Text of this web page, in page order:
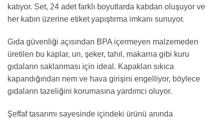
katıyor. Set, 24 adet farklı boyutlarda kabdan oluşuyor ve
her kabın üzerine etiket yapıştırma imkanı sunuyor.
Gıda güvenliği açısından BPA içermeyen malzemeden
üretilen bu kaplar, un, şeker, tahıl, makarna gibi kuru
gıdaların saklanması için ideal. Kapakları sıkıca
kapandığından nem ve hava girişini engelliyor, böylece
gıdaların tazeliğini korumasına yardımcı oluyor.
Şeffaf tasarımı sayesinde içindeki ürünü anında